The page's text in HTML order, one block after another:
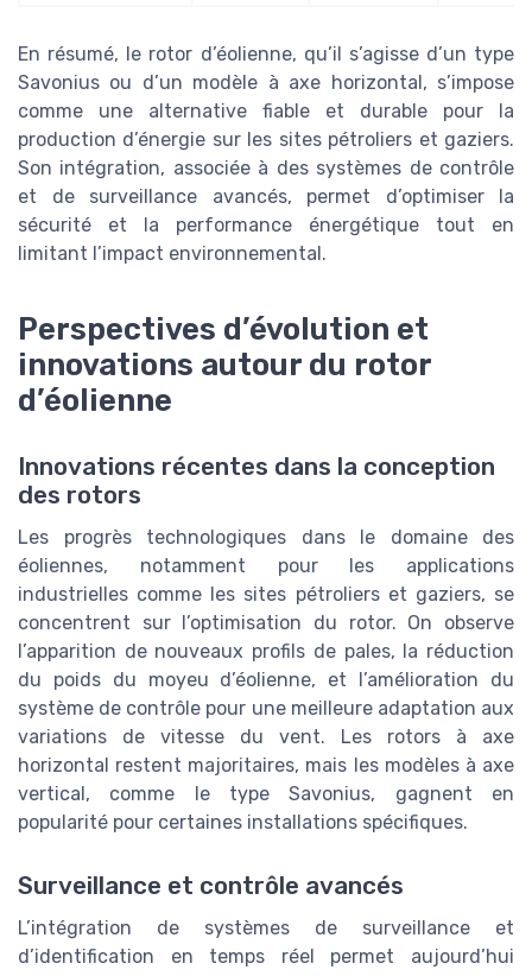
En résumé, le rotor d’éolienne, qu’il s’agisse d’un type
Savonius ou d’un modèle à axe horizontal, s’impose
comme une alternative fiable et durable pour la
production d’énergie sur les sites pétroliers et gaziers.
Son intégration, associée à des systèmes de contrôle
et de surveillance avancés, permet d’optimiser la
sécurité et la performance énergétique tout en
limitant l’impact environnemental.
Perspectives d’évolution et
innovations autour du rotor
d’éolienne
Innovations récentes dans la conception
des rotors
Les progrès technologiques dans le domaine des
éoliennes, notamment pour les applications
industrielles comme les sites pétroliers et gaziers, se
concentrent sur l’optimisation du rotor. On observe
l’apparition de nouveaux profils de pales, la réduction
du poids du moyeu d’éolienne, et l’amélioration du
système de contrôle pour une meilleure adaptation aux
variations de vitesse du vent. Les rotors à axe
horizontal restent majoritaires, mais les modèles à axe
vertical, comme le type Savonius, gagnent en
popularité pour certaines installations spécifiques.
Surveillance et contrôle avancés
L’intégration de systèmes de surveillance et
d’identification en temps réel permet aujourd’hui